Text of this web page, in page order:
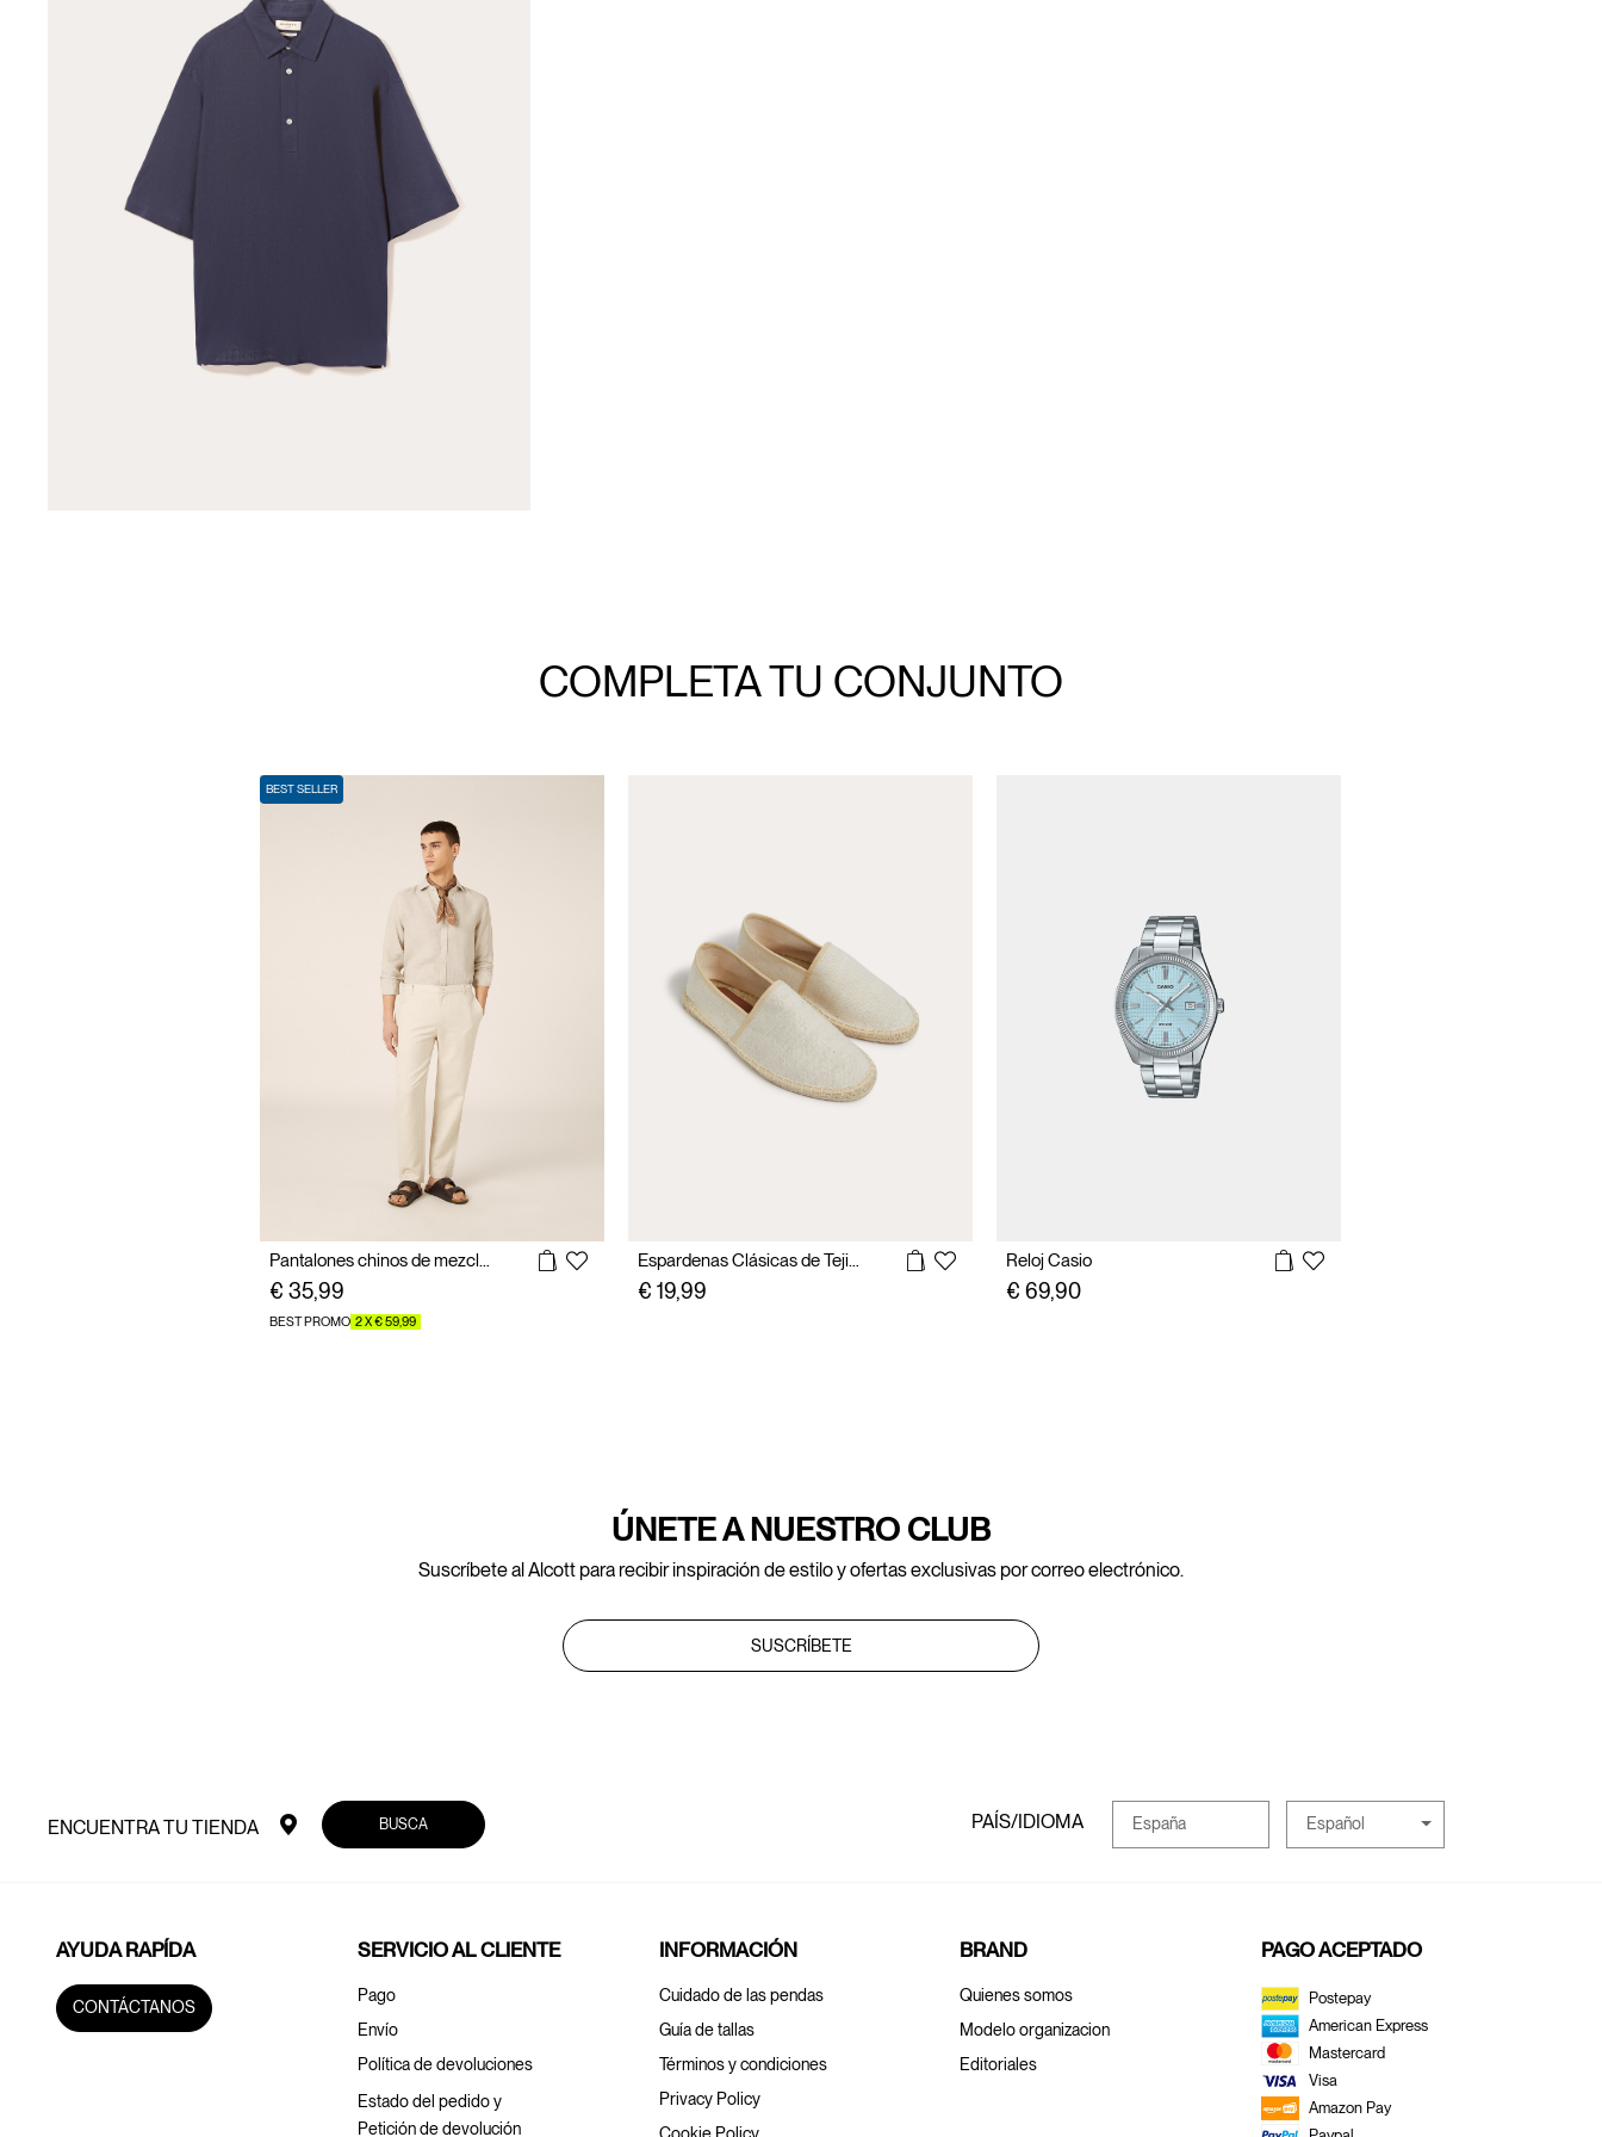
COMPLETA TU CONJUNTO
BEST SELLER
€ 35,99
BEST PROMO 2 X € 59,99
€ 19,99
Reloj Casio
€ 69,90
ÚNETE A NUESTRO CLUB
Suscríbete al Alcott para recibir inspiración de estilo y ofertas exclusivas por correo electrónico.
SUSCRÍBETE
ENCUENTRA TU TIENDA BUSCA PAÍS/IDIOMA España Español
AYUDA RAPÍDA
CONTÁCTANOS
SERVICIO AL CLIENTE
Pago
Envío
Política de devoluciones
Estado del pedido y
Petición de devolución
INFORMACIÓN
Cuidado de las pendas
Guía de tallas
Términos y condiciones
Privacy Policy
Cookie Policy
BRAND
Quienes somos
Modelo organizacion
Editoriales
PAGO ACEPTADO
Postepay
American Express
Mastercard
Visa
Amazon Pay